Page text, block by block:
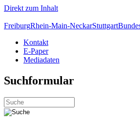
Direkt zum Inhalt
FreiburgRhein-Main-NeckarStuttgart
Kontakt
E-Paper
Mediadaten
Suchformular